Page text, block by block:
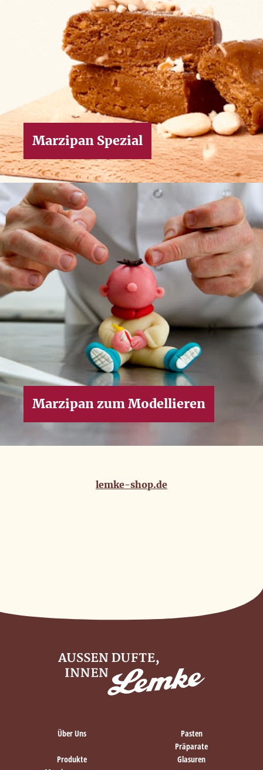
Marzipan Spezial
Marzipan zum Modellieren
lemke-shop.de
Über Uns
Produkte
Pasten
Präparate
Glasuren